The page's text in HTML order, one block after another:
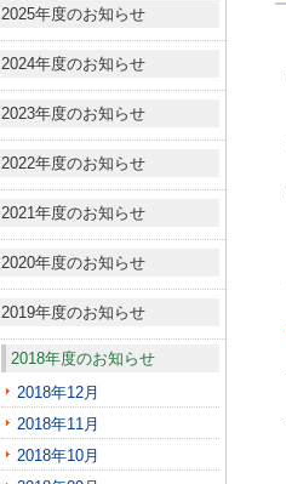
2025年度のお知らせ
2024年度のお知らせ
2023年度のお知らせ
2022年度のお知らせ
2021年度のお知らせ
2020年度のお知らせ
2019年度のお知らせ
2018年度のお知らせ
2018年12月
2018年11月
2018年10月